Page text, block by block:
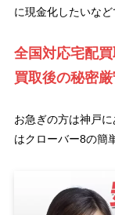
に現金化したいな
全国対応宅配買
買取後の秘密
お急ぎの方は神戸
はクローバー8の簡